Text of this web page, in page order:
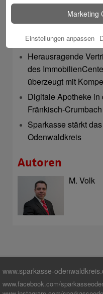
Neueste
Sparkassen Kino
Öffnungszeiten der
Herausragende
des
überzeugt mit
Digitale Apotheke in
Fränkisch-
Sparkasse stärkt
Odenwaldkreis
Autoren
M. Volk
www.sparkasse-
www.facebook.com/
Marketing
Einstellungen anpassen